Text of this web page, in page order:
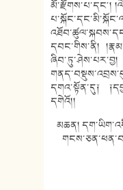
མོ་རྫོགས་པ་དང༌།
དབང་གིས་ནི།
དགའ་སྟོན་དུ༑
དགེའོ།།
མཆན།